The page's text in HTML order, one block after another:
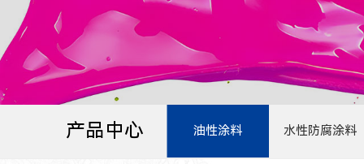
产品中心 油性涂料 水性防腐涂料